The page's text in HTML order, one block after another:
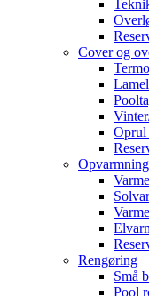
Cover og
Oprul
Opvarmning
Rengøring
Små
Pool